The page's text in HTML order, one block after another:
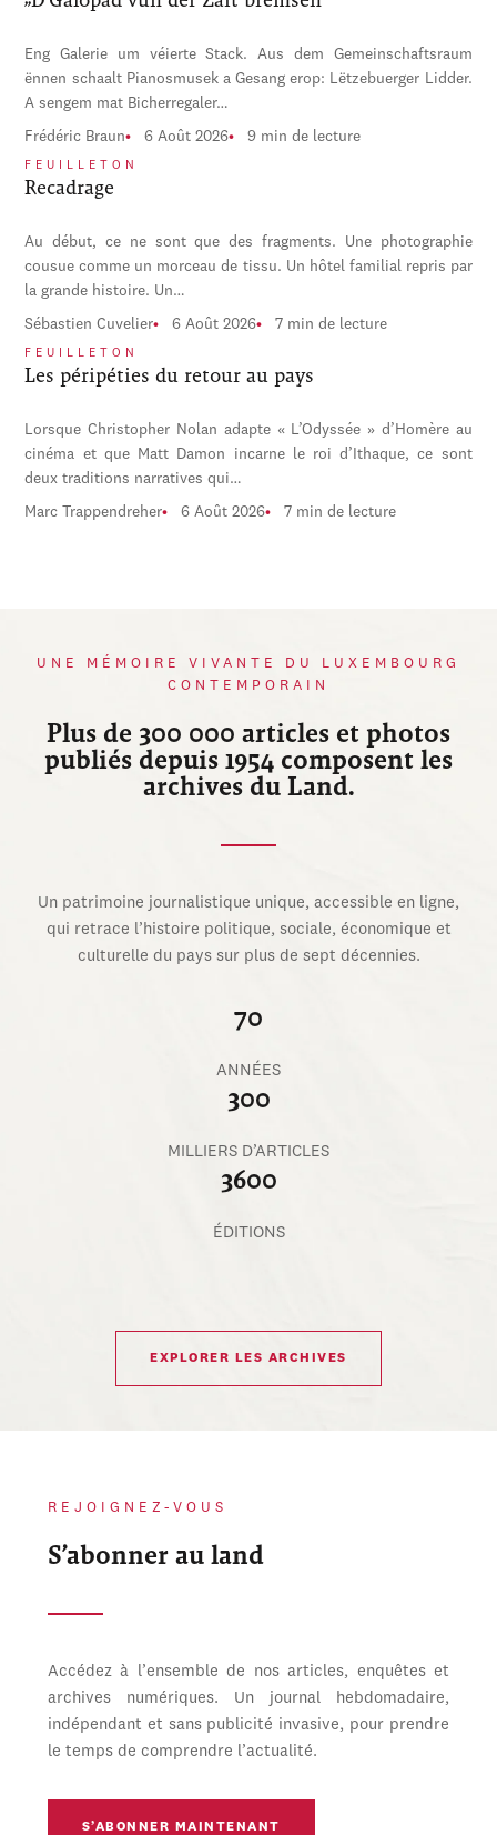
Eng Galerie um véierte Stack. Aus dem Gemeinschaftsraum
ënnen schaalt Pianosmusek a Gesang erop: Lëtzebuerger Lidder.
A sengem mat Bicherregaler…
Frédéric Braun 6 Août 2026 9 min de lecture
FEUILLETON
Recadrage
Au début, ce ne sont que des fragments. Une photographie
cousue comme un morceau de tissu. Un hôtel familial repris par
la grande histoire. Un…
Sébastien Cuvelier 6 Août 2026 7 min de lecture
FEUILLETON
Les péripéties du retour au pays
Lorsque Christopher Nolan adapte « L’Odyssée » d’Homère au
cinéma et que Matt Damon incarne le roi d’Ithaque, ce sont
deux traditions narratives qui…
Marc Trappendreher 6 Août 2026 7 min de lecture
UNE MÉMOIRE VIVANTE DU LUXEMBOURG
CONTEMPORAIN
Plus de 300 000 articles et photos
publiés depuis 1954 composent les
archives du Land.
Un patrimoine journalistique unique, accessible en ligne,
qui retrace l’histoire politique, sociale, économique et
culturelle du pays sur plus de sept décennies.
70
ANNÉES
300
MILLIERS D’ARTICLES
3600
ÉDITIONS
EXPLORER LES ARCHIVES
REJOIGNEZ-VOUS
S’abonner au land
Accédez à l’ensemble de nos articles, enquêtes et
archives numériques. Un journal hebdomadaire,
indépendant et sans publicité invasive, pour prendre
le temps de comprendre l’actualité.
S’ABONNER MAINTENANT